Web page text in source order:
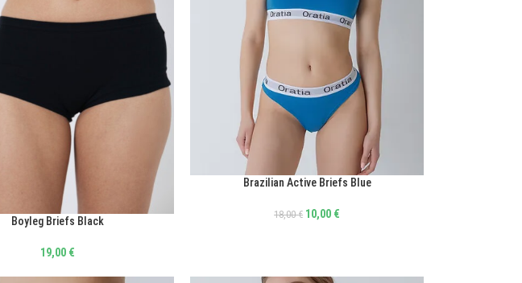
Boyleg Briefs Black
19,00 €
Brazilian Active Briefs Blue
18,00€ 10,00 €